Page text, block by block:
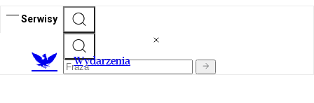
Serwisy
Wydarzenia